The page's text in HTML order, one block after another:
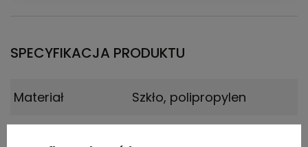
SPECYFIKACJA PRODUKTU
Materiał Szkło, polipropylen